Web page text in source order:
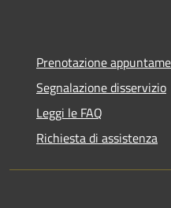
Prenotazione
Segnalazione disservizio
Leggi le FAQ
Richiesta di assistenza